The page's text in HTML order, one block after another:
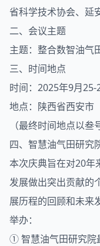
省科学技术协会、延
二、会议主题
主题：整合数智油气
三、时间地点
时间：2025年9月25-
地点：陕西省西安市
（最终时间地点以叁
四、智慧油气田研究
本次庆典旨在对20年
发展做出突出贡献的
展历程的回顾和未来
举办：
① 智慧油气田研究院